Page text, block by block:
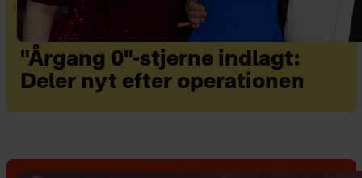
"Årgang 0"-stjerne indlagt:
Deler nyt efter operationen